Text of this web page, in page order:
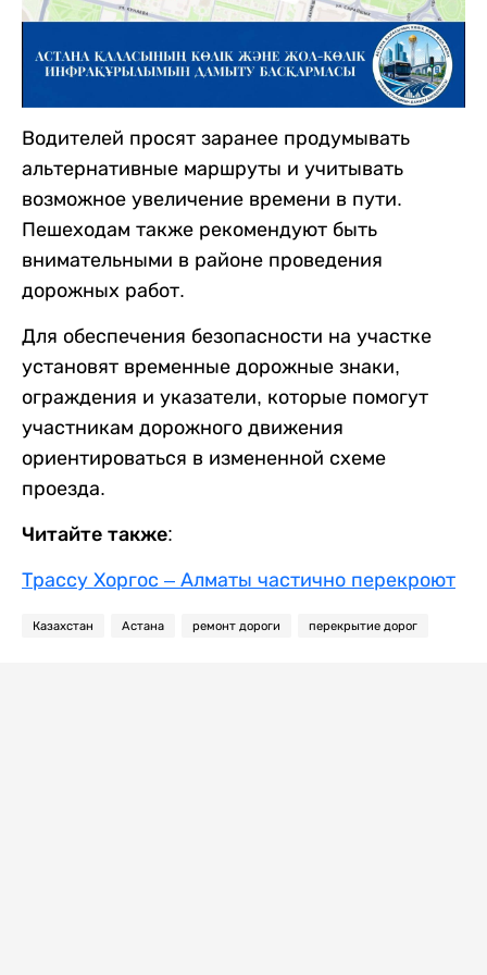
Водителей просят заранее продумывать
альтернативные маршруты и учитывать
возможное увеличение времени в пути.
Пешеходам также рекомендуют быть
внимательными в районе проведения
дорожных работ.
Для обеспечения безопасности на участке
установят временные дорожные знаки,
ограждения и указатели, которые помогут
участникам дорожного движения
ориентироваться в измененной схеме
проезда.
Читайте также:
Трассу Хоргос – Алматы частично перекроют
Казахстан Астана ремонт дороги перекрытие дорог